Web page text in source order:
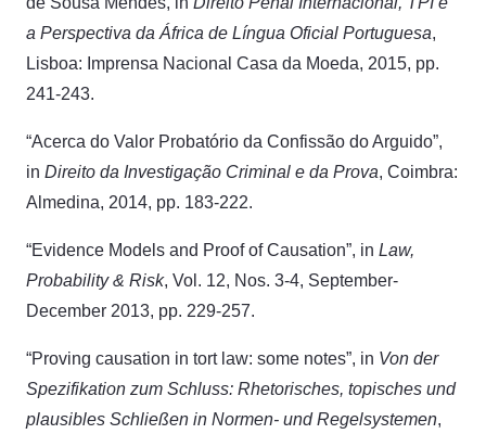
a Perspectiva da África de Língua Oficial Portuguesa,
Lisboa: Imprensa Nacional Casa da Moeda, 2015, pp.
241-243.
“Acerca do Valor Probatório da Confissão do Arguido”,
in Direito da Investigação Criminal e da Prova, Coimbra:
Almedina, 2014, pp. 183-222.
“Evidence Models and Proof of Causation”, in Law,
Probability & Risk, Vol. 12, Nos. 3-4, September-
December 2013, pp. 229-257.
“Proving causation in tort law: some notes”, in Von der
Spezifikation zum Schluss: Rhetorisches, topisches und
plausibles Schließen in Normen- und Regelsystemen,